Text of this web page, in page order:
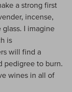
a strong first
incense,
I imagine
is
will find a
pedigree to burn.
wines in all of